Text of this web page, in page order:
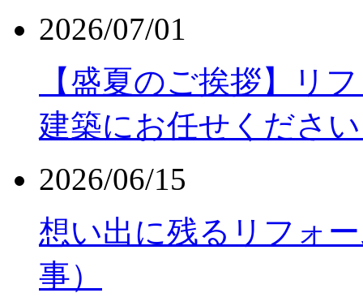
2026/07/01
【盛夏のご挨拶】リ
建築にお任せくださ
2026/06/15
想い出に残るリフォ
事）